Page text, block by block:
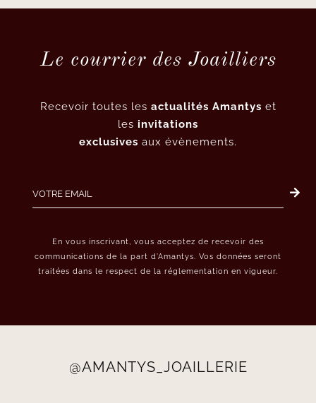
Le courrier des Joailliers
Recevoir toutes les actualités Amantys et
les invitations
exclusives aux évènements.
En vous inscrivant, vous acceptez de recevoir des
communications de la part d’Amantys. Vos données seront
traitées dans le respect de la réglementation en vigueur.
@AMANTYS_JOAILLERIE